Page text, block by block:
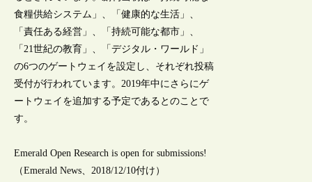
食糧供給システム」、「健康的な生活」、
「責任ある経営」、「持続可能な都市」、
「21世紀の教育」、「デジタル・ワールド」
の6つのゲートウェイを設定し、それぞれ投稿
受付が行われています。2019年中にさらにゲ
ートウェイを追加する予定であるとのことで
す。
Emerald Open Research is open for submissions!
（Emerald News、2018/12/10付け）